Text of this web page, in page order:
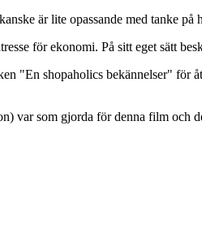
är lite opassande med tanke på
för ekonomi. På sitt eget sätt
"En shopaholics bekännelser" för
som gjorda för denna film och